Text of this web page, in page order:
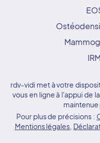
rdv-vidi met à votre
vous en ligne à l'appui de
maintenue
Pour plus de précisions :
Mentions légales